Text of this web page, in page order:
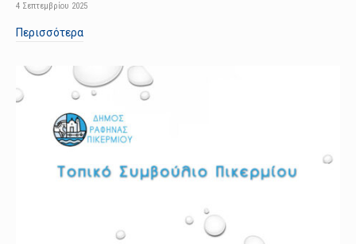
4 Σεπτεμβρίου 2025
Περισσότερα